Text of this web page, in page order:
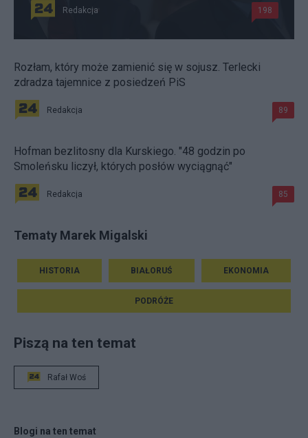
Redakcja 198
Rozłam, który może zamienić się w sojusz. Terlecki
zdradza tajemnice z posiedzeń PiS
Redakcja 89
Hofman bezlitosny dla Kurskiego. "48 godzin po
Smoleńsku liczył, których posłów wyciągnąć"
Redakcja 85
Tematy Marek Migalski
HISTORIA BIAŁORUŚ EKONOMIA
PODRÓŻE
Piszą na ten temat
Rafał Woś
Blogi na ten temat